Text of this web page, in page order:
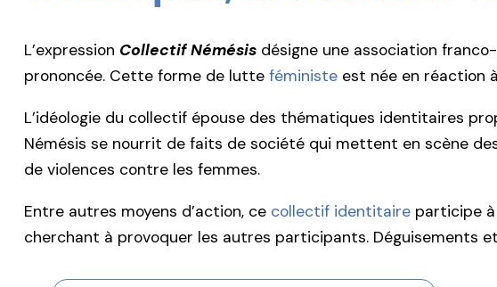
L’expression Collectif Némésis désigne une association
prononcée. Cette forme de lutte féministe est née en réaction
L’idéologie du collectif épouse des thématiques identitaires
Némésis se nourrit de faits de société qui mettent en scène
de violences contre les femmes.
Entre autres moyens d’action, ce collectif identitaire participe
cherchant à provoquer les autres participants. Déguisements